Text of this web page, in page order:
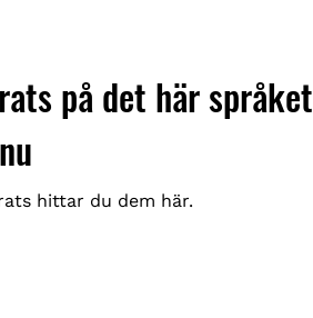
på det här språket
hittar du dem här.